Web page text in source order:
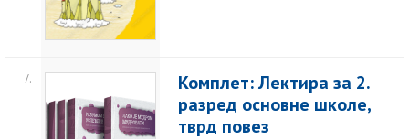
7.
Комплет: Лектира за 2.
разред основне школе,
тврд повез